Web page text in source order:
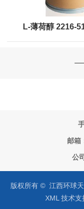
L-薄荷醇 2216-
邮箱
公
版权所有 © 江西环球
XML技术支